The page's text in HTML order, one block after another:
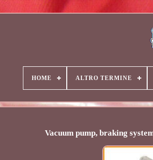
HOME ALTRO TERMINE
Vacuum pump, braking